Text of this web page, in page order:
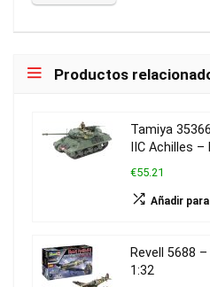
Productos
Tamiya
IIC Achilles
€55.21
Añadir
Revell 5688
1:32